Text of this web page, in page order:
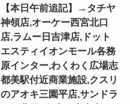
【本日午前追記】→タチヤ
神領店,オーケー西宮北口
店,ラムー日吉津店,ドット
エスティイオンモール各務
原インター,わくわく広場志
都美駅付近商業施設,クスリ
のアオキ三園平店,サンドラ